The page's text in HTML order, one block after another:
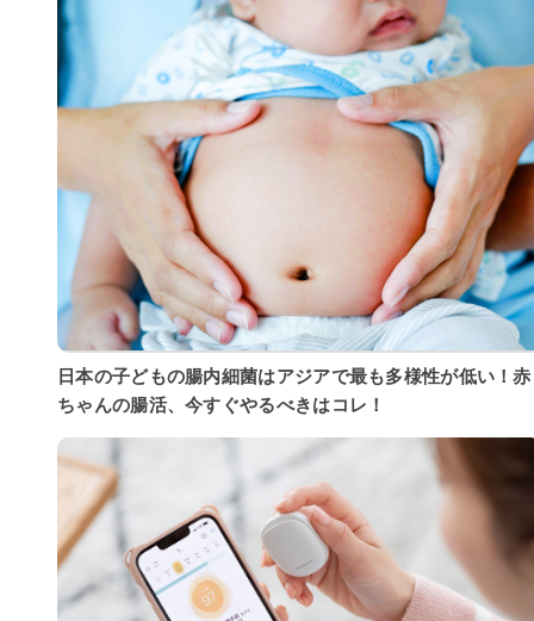
日本の子どもの腸内細菌はアジアで最も多様性が低い！赤
ちゃんの腸活、今すぐやるべきはコレ！